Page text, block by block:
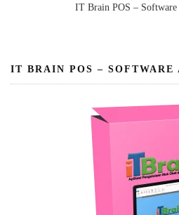
IT Brain POS –
IT BRAIN POS – SOFTWARE